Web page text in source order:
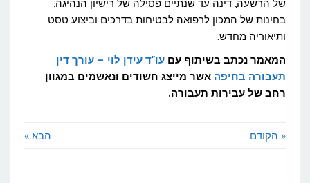
של הרשעה, דינה עד שנתיים פסילה של רישיון הנהיגה,
בחינות של המכון לרפואה לבטיחות בדרכים וביצוע טסט
ותיאוריה מחדש.
המאמר נכתב בשיתוף עם עו"ד עידן לוי – עורך דין
תעבורה בחיפה אשר מייצג חשודים ונאשמים במגוון
רחב של עבירות תעבורה.
« הקודם הבא »